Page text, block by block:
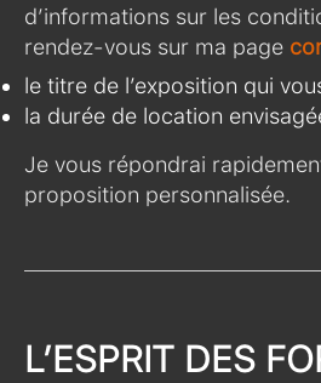
d’informations sur les
rendez-vous sur ma page
le titre de l’exposition qui
la durée de location
Je vous répondrai
proposition personnalisée.
L’ESPRIT DES